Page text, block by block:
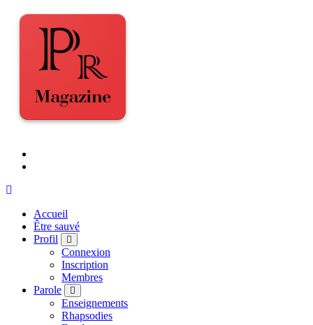
Accueil
Être sauvé
Profil
Connexion
Inscription
Membres
Parole
Enseignements
Rhapsodies